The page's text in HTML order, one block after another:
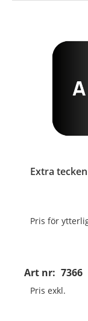
Extra tecken
Art nr: 7366
Pris för
Pris exkl.